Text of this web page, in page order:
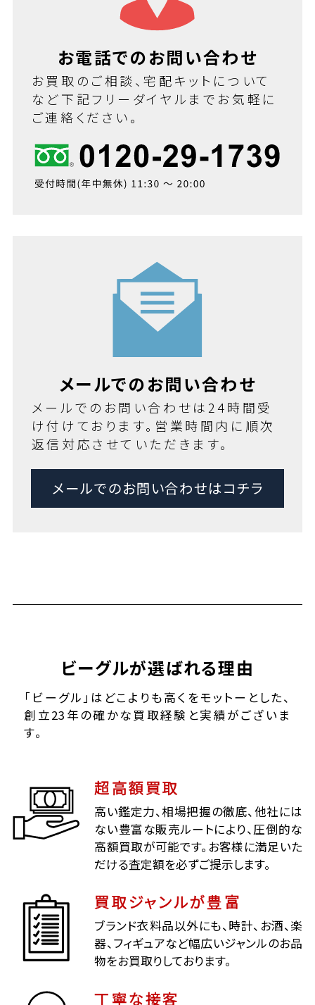
お電話でのお問い合わせ
お買取のご相談、宅配キットについて
など下記フリーダイヤルまでお気軽に
ご連絡ください。
メールでのお問い合わせ
メールでのお問い合わせは24時間受
け付けております。営業時間内に順次
返信対応させていただきます。
メールでのお問い合わせはコチラ
ビーグルが選ばれる理由
「ビーグル」はどこよりも高くをモットーとした、
創立23年の確かな買取経験と実績がございま
す。
超高額買取
高い鑑定力、相場把握の徹底、他社には
ない豊富な販売ルートにより、圧倒的な
高額買取が可能です。お客様に満足いた
だける査定額を必ずご提示します。
買取ジャンルが豊富
ブランド衣料品以外にも、時計、お酒、楽
器、フィギュアなど幅広いジャンルのお品
物をお買取りしております。
丁寧な接客